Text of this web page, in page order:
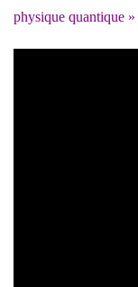
physique quantique »